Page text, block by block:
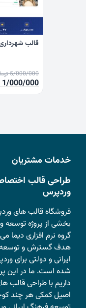
قالب
5/000/000
قیمت
اصلی
1/000/000
خدمات مشتریان
طراحی قالب
وردپرس
فروشگاه قالب های
بخشی از پروژه توسعه
گروه نرم افزاری دیما
هدف گسترش و
ایرانی و دولتی برای
شده است. ما در این
داریم با طراحی قالب
اصیل کمکی هر چند